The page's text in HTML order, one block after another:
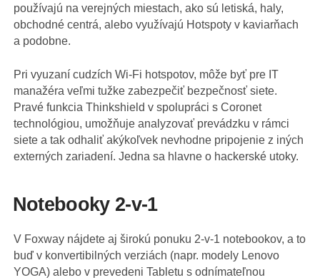
používajú na verejných miestach, ako sú letiská, haly,
obchodné centrá, alebo využívajú Hotspoty v kaviarňach
a podobne.
Pri vyuzaní cudzích Wi-Fi hotspotov, môže byť pre IT
manažéra veľmi tužke zabezpečiť bezpečnosť siete.
Pravé funkcia Thinkshield v spolupráci s Coronet
technológiou, umožňuje analyzovať prevádzku v rámci
siete a tak odhaliť akýkoľvek nevhodne pripojenie z iných
externých zariadení. Jedna sa hlavne o hackerské utoky.
Notebooky 2-v-1
V Foxway nájdete aj širokú ponuku 2-v-1 notebookov, a to
buď v konvertibilných verziách (napr. modely Lenovo
YOGA) alebo v prevedeni Tabletu s odnímateľnou